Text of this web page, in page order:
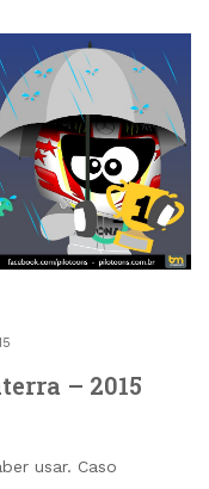
– 2015
usar. Caso